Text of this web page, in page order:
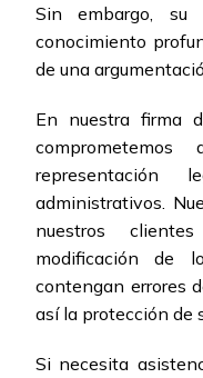
Sin embargo, su
conocimiento
de una
En nuestra firma
representación
administrativos.
nuestros
modificación de
contengan errores
así la protección de
Si necesita